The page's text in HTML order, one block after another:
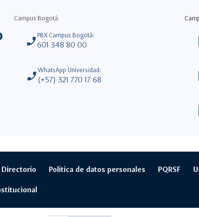
Campus Bogotá
phone_enabledPBX Campus Bogotá:
601 348 80 00
phone_enabled WhatsApp Universidad:
(+57) 321 770 17 68
Directorio Politica de datos personales PQRSF